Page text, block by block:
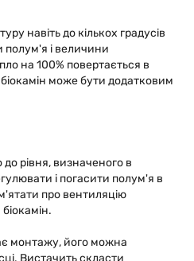
навіть до кількох градусів
полум'я і величини
на 100% повертається в
може бути додатковим
рівня, визначеного в
і погасити полум'я в
про вентиляцію
монтажу, його можна
Вистачить скласти